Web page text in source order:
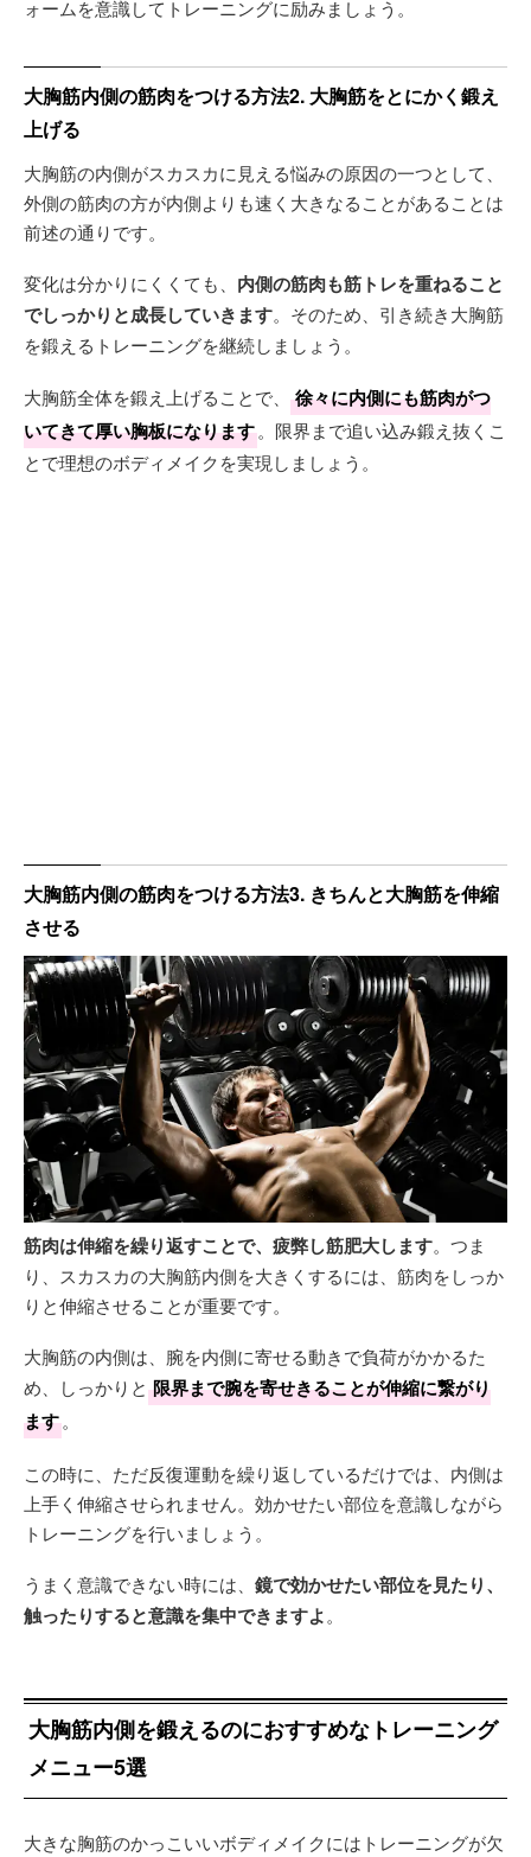
ォームを意識してトレーニングに励みましょう。
大胸筋内側の筋肉をつける方法2. 大胸筋をとにかく鍛え
上げる
大胸筋の内側がスカスカに見える悩みの原因の一つとして、
外側の筋肉の方が内側よりも速く大きなることがあることは
前述の通りです。
変化は分かりにくくても、 内側の筋肉も筋トレを重ねること
でしっかりと成長していきます。そのため、引き続き大胸筋
を鍛えるトレーニングを継続しましょう。
大胸筋全体を鍛え上げることで、
徐々に内側にも筋肉がつ
いてきて厚い胸板になります。限界まで追い込み鍛え抜くこ
とで理想のボディメイクを実現しましょう。
大胸筋内側の筋肉をつける方法3. きちんと大胸筋を伸縮
させる
筋肉は伸縮を繰り返すことで、疲弊し筋肥大します。つま
り、スカスカの大胸筋内側を大きくするには、筋肉をしっか
りと伸縮させることが重要です。
大胸筋の内側は、腕を内側に寄せる動きで負荷がかかるた
め、しっかりと 限界まで腕を寄せきることが伸縮に繋がり
ます。
この時に、ただ反復運動を繰り返しているだけでは、内側は
上手く伸縮させられません。効かせたい部位を意識しながら
トレーニングを行いましょう。
うまく意識できない時には、 鏡で効かせたい部位を見たり、
触ったりすると意識を集中できますよ。
大胸筋内側を鍛えるのにおすすめなトレーニング
メニュー5選
大きな胸筋のかっこいいボディメイクにはトレーニングが欠